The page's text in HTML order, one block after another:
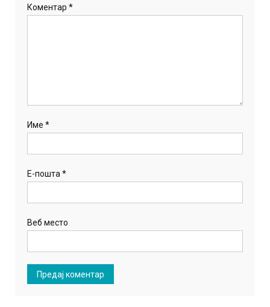
Коментар*
Име*
Е-пошта*
Веб место